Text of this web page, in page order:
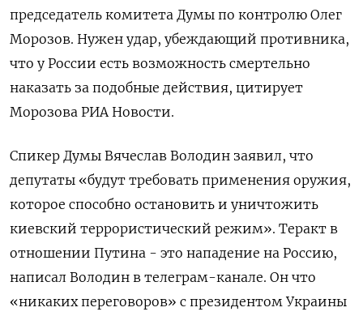
председатель комитета Думы по контролю Олег
Морозов. Нужен удар, убеждающий противника,
что у России есть возможность смертельно
наказать за подобные действия, цитирует
Морозова РИА Новости.
Спикер Думы Вячеслав Володин заявил, что
депутаты «будут требовать применения оружия,
которое способно остановить и уничтожить
киевский террористический режим». Теракт в
отношении Путина - это нападение на Россию,
написал Володин в телеграм-канале. Он что
«никаких переговоров» с президентом Украины